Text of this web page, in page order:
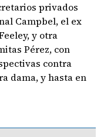
privados
Campbel, el ex
y otra
Pérez, con
contra
dama, y hasta en